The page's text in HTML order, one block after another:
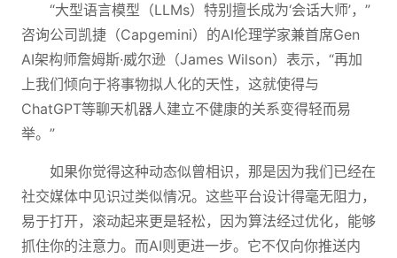
“大型语言模型（LLMs）特别擅长成为‘会话大师’，”
咨询公司凯捷（Capgemini）的AI伦理学家兼首席Gen
AI架构师詹姆斯·威尔逊（James Wilson）表示，“再加
上我们倾向于将事物拟人化的天性，这就使得与
ChatGPT等聊天机器人建立不健康的关系变得轻而易
举。”
如果你觉得这种动态似曾相识，那是因为我们已经在
社交媒体中见识过类似情况。这些平台设计得毫无阻力，
易于打开，滚动起来更是轻松，因为算法经过优化，能够
抓住你的注意力。而AI则更进一步。它不仅向你推送内